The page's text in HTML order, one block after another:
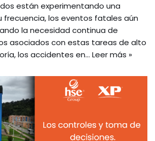
están experimentando una
frecuencia, los eventos fatales aún
la necesidad continua de
asociados con estas tareas de alto
los accidentes en… Leer más »